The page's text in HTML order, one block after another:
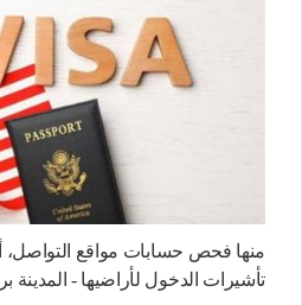
منها فحص حسابات مواقع التواصل،
تأشيرات الدخول لأراضيها - المدينة